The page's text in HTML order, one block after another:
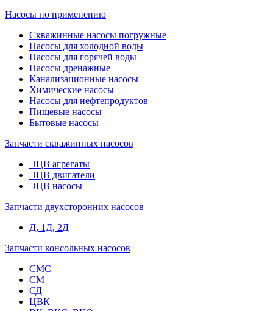
Насосы по применению
Скважинные насосы погружные
Насосы для холодной воды
Насосы для горячей воды
Насосы дренажные
Канализационные насосы
Химические насосы
Насосы для нефтепродуктов
Пищевые насосы
Бытовые насосы
Запчасти скважинных насосов
ЭЦВ агрегаты
ЭЦВ двигатели
ЭЦВ насосы
Запчасти двухсторонних насосов
Д, 1Д, 2Д
Запчасти консольных насосов
СМС
СМ
СД
ЦВК